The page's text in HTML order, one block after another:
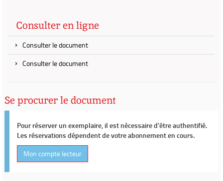
Consulter en ligne
Consulter le document
Consulter le document
Se procurer le document
Pour réserver un exemplaire, il est nécessaire d'être authentifié.
Les réservations dépendent de votre abonnement en cours.
Mon compte lecteur